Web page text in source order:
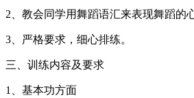
2、教会同学用舞蹈语汇来表现舞蹈的
3、严格要求，细心排练。
三、训练内容及要求
1、基本功方面